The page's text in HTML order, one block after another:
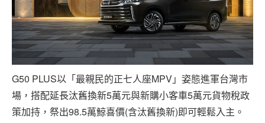
G50 PLUS以「最親民的正七人座MPV」姿態進軍台灣市
場，搭配延長汰舊換新5萬元與新購小客車5萬元貨物稅政
策加持，祭出98.5萬鯨喜價(含汰舊換新)即可輕鬆入主。